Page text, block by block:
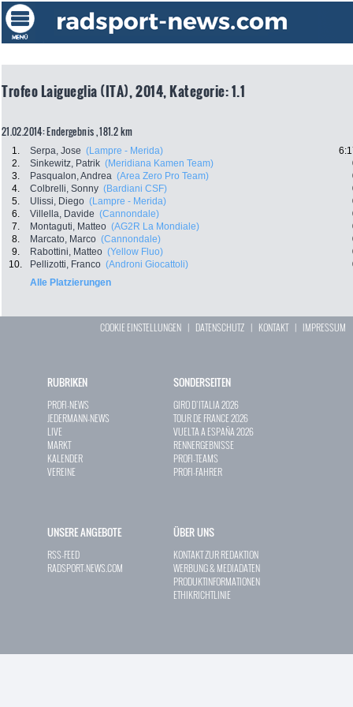
Trofeo Laigueglia (ITA), 2014, Kategorie: 1.1
21.02.2014: Endergebnis , 181.2 km
1. Serpa, Jose (Lampre - Merida)
2.
Sinkewitz, Patrik (Meridiana Kamen Team)
3.
Pasqualon, Andrea (Area Zero Pro Team)
4.
Colbrelli, Sonny (Bardiani CSF)
5.
Ulissi, Diego (Lampre - Merida)
6.
Villella, Davide (Cannondale)
7.
Montaguti, Matteo (AG2R La Mondiale)
8.
Marcato, Marco (Cannondale)
9.
Rabottini, Matteo (Yellow Fluo)
10.
Pellizotti, Franco (Androni Giocattoli)
Alle Platzierungen
COOKIE EINSTELLUNGEN | DATENSCHUTZ | KONTAKT| IMPRESSUM
RUBRIKEN
PROFI-NEWS
JEDERMANN-NEWS
LIVE
MARKT
KALENDER
VEREINE
SONDERSEITEN
GIRO D`ITALIA 2026
TOUR DE FRANCE 2026
VUELTA A ESPAÑA 2026
RENNERGEBNISSE
PROFI-TEAMS
PROFI-FAHRER
UNSERE ANGEBOTE
RSS-FEED
RADSPORT-NEWS.COM
ÜBER UNS
KONTAKT ZUR REDAKTION
WERBUNG & MEDIADATEN
PRODUKTINFORMATIONEN
ETHIKRICHTLINIE